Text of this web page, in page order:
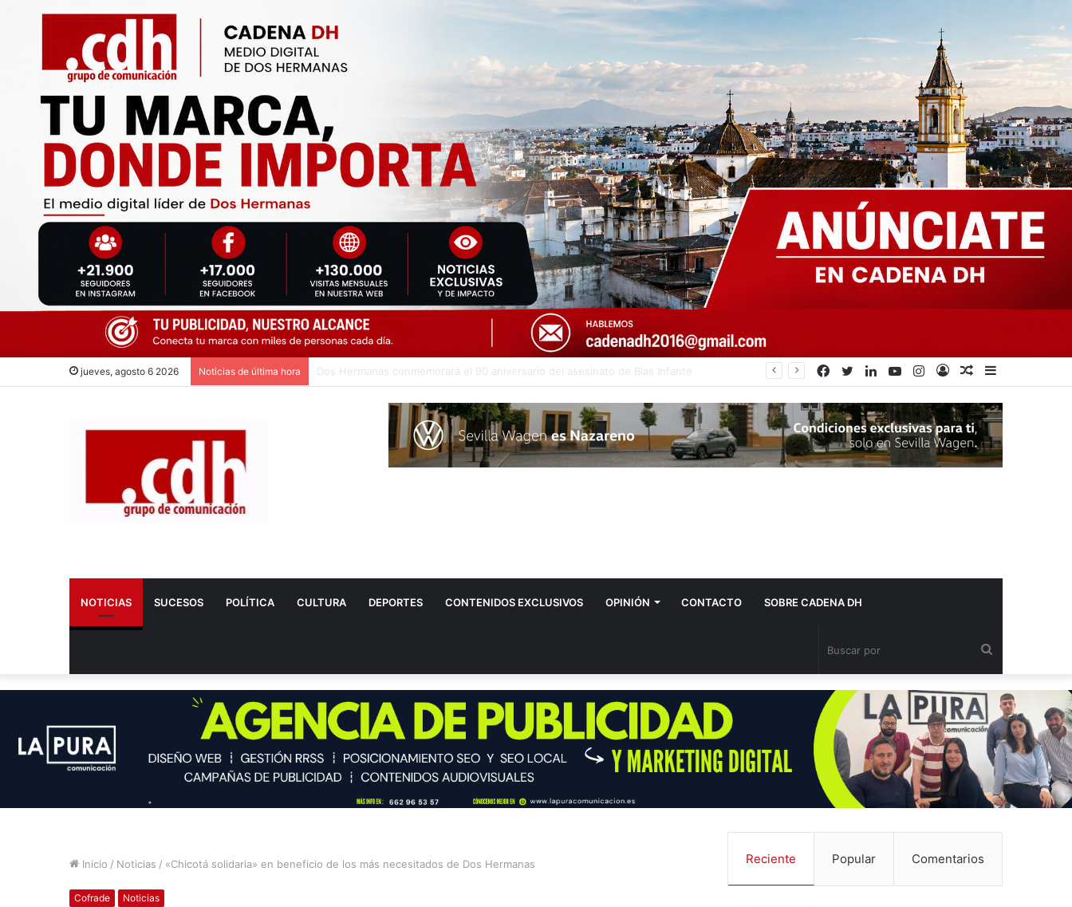
jueves, agosto 6 2026 Noticias de última hora Fallece el hombre contagiado por la fiebre del Nilo en Dos Hermanas
lateral
Publicación
al
azar
Acceso
Instagram
YouTube
LinkedIn
Twitter
Facebook
NOTICIAS SUCESOS POLÍTICA CULTURA DEPORTES CONTENIDOS EXCLUSIVOS OPINIÓN CONTACTO SOBRE CADENA DH
por
Inicio / Noticias / «Chicotá solidaria» en beneficio de los más necesitados de Dos Hermanas
Cofrade Noticias
Reciente Popular Comentarios